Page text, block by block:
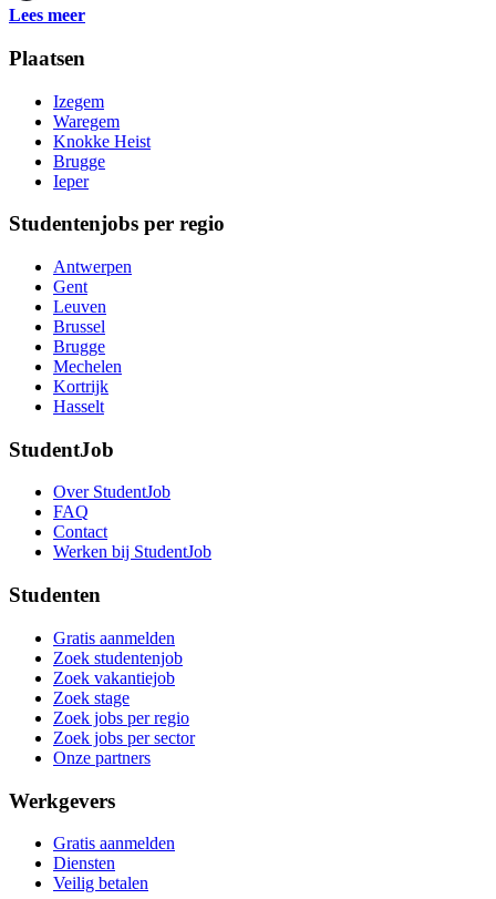
Lees meer
Plaatsen
Izegem
Waregem
Knokke Heist
Brugge
Ieper
Studentenjobs per regio
Antwerpen
Gent
Leuven
Brussel
Brugge
Mechelen
Kortrijk
Hasselt
StudentJob
Over StudentJob
FAQ
Contact
Werken bij StudentJob
Studenten
Gratis aanmelden
Zoek studentenjob
Zoek vakantiejob
Zoek stage
Zoek jobs per regio
Zoek jobs per sector
Onze partners
Werkgevers
Gratis aanmelden
Diensten
Veilig betalen